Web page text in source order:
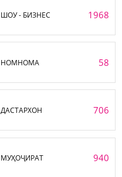
ШОУ - БИЗНЕС 1968
НОМНОМА 58
ДАСТАРХОН 706
МУҲОҶИРАТ 940